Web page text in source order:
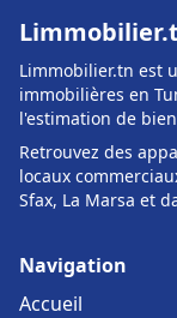
Limmobilier.tn est
immobilières en
l'estimation de
Retrouvez des
locaux
Sfax, La Marsa et
Navigation
Accueil